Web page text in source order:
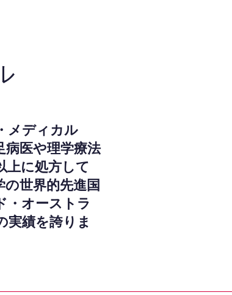
メディカル
病医や理学療法
上に処方して
世界的先進国
・オーストラ
実績を誇りま